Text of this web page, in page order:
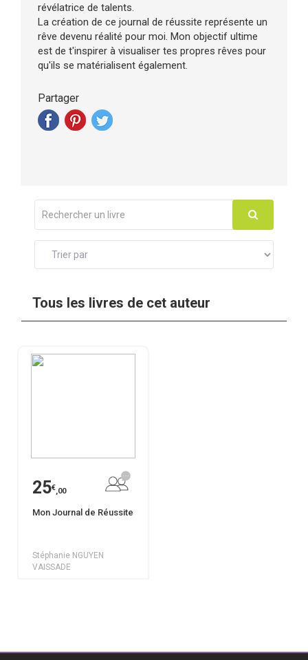
révélatrice de talents.
La création de ce journal de réussite représente un
rêve devenu réalité pour moi. Mon objectif ultime
est de t'inspirer à visualiser tes propres rêves pour
qu'ils se matérialisent également.
Partager
Tous les livres de cet auteur
25€,00
Mon Journal de Réussite
Stéphanie NGUYEN
VAISSADE